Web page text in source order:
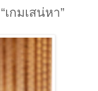
กมเสน่หา”